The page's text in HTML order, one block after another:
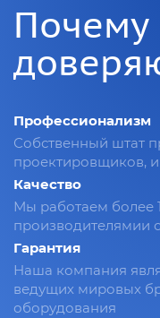
Почему
Профессионализм
Собственный штат
проектировщиков,
Качество
Мы работаем более
производителямии
Гарантия
Наша компания
ведущих мировых
оборудования